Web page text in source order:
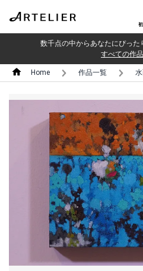
数千点の中からあなたにぴった
すべての作
Home 作品一覧